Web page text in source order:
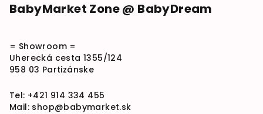
BabyMarket Zone @ BabyDream
= Showroom =
Uherecká cesta 1355/124
958 03 Partizánske
Tel: +421 914 334 455
Mail: shop@babymarket.sk